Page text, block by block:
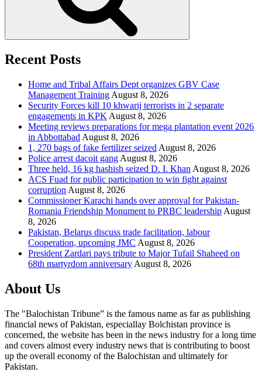
Recent Posts
Home and Tribal Affairs Dept organizes GBV Case
Management Training August 8, 2026
Security Forces kill 10 khwarij terrorists in 2 separate
engagements in KPK August 8, 2026
Meeting reviews preparations for mega plantation event 2026
in Abbottabad August 8, 2026
1, 270 bags of fake fertilizer seized August 8, 2026
Police arrest dacoit gang August 8, 2026
Three held, 16 kg hashish seized D. I. Khan August 8, 2026
ACS Fuad for public participation to win fight against
corruption August 8, 2026
Commissioner Karachi hands over approval for Pakistan-
Romania Friendship Monument to PRBC leadership August
8, 2026
Pakistan, Belarus discuss trade facilitation, labour
Cooperation, upcoming JMC August 8, 2026
President Zardari pays tribute to Major Tufail Shaheed on
68th martyrdom anniversary August 8, 2026
About Us
The "Balochistan Tribune” is the famous name as far as publishing
financial news of Pakistan, especiallay Bolchistan province is
concerned, the website has been in the news industry for a long time
and covers almost every industry news that is contributing to boost
up the overall economy of the Balochistan and ultimately for
Pakistan.